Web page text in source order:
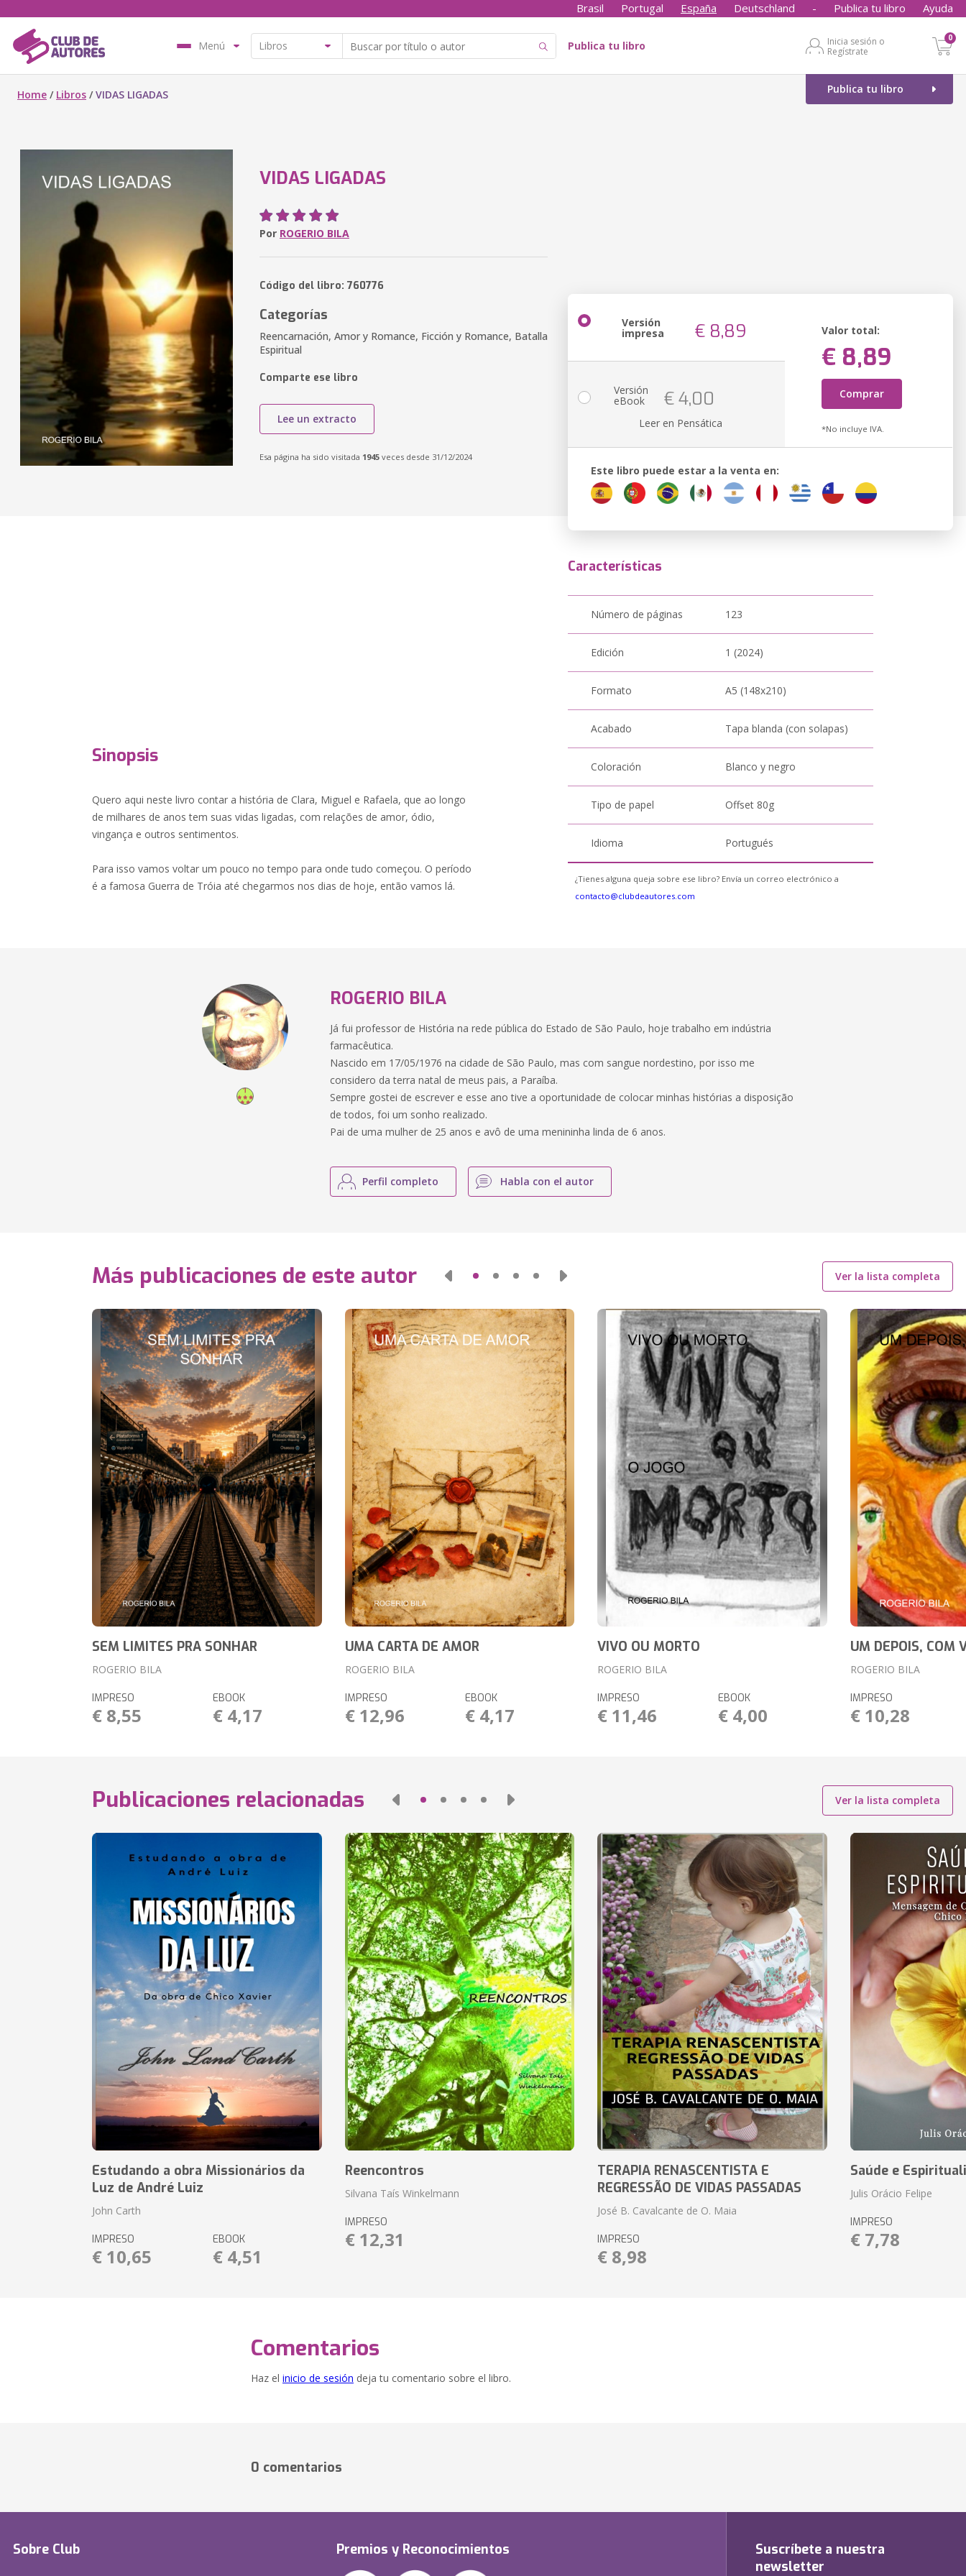
Brasil Portugal España Deutschland - Publica tu libro Ayuda
Menú Publica tu libro
Inicia sesión o
Regístrate
0
Publica tu libro
Home / Libros /VIDAS LIGADAS
VIDAS LIGADAS
Por ROGERIO BILA
Código del libro: 760776
Categorías
Reencarnación, Amor y Romance, Ficción y Romance, Batalla
Espiritual
Comparte ese libro
Lee un extracto
Esa página ha sido visitada 1945 veces desde 31/12/2024
Versión
impresa € 8,89 Valor total:
€ 8,89
Comprar
*No incluye IVA.
Versión
eBook € 4,00
Leer en Pensática
Este libro puede estar a la venta en:
Sinopsis
Quero aqui neste livro contar a história de Clara, Miguel e Rafaela, que ao longo
de milhares de anos tem suas vidas ligadas, com relações de amor, ódio,
vingança e outros sentimentos.
Para isso vamos voltar um pouco no tempo para onde tudo começou. O período
é a famosa Guerra de Tróia até chegarmos nos dias de hoje, então vamos lá.
Características
Número de páginas 123
Edición 1 (2024)
Formato A5 (148x210)
Acabado Tapa blanda (con solapas)
Coloración Blanco y negro
Tipo de papel Offset 80g
Idioma Portugués
¿Tienes alguna queja sobre ese libro? Envía un correo electrónico a
contacto@clubdeautores.com
ROGERIO BILA
Já fui professor de História na rede pública do Estado de São Paulo, hoje trabalho em indústria
farmacêutica.
Nascido em 17/05/1976 na cidade de São Paulo, mas com sangue nordestino, por isso me
considero da terra natal de meus pais, a Paraíba.
Sempre gostei de escrever e esse ano tive a oportunidade de colocar minhas histórias a disposição
de todos, foi um sonho realizado.
Pai de uma mulher de 25 anos e avô de uma menininha linda de 6 anos.
Perfil completo Habla con el autor
Más publicaciones de este autor Ver la lista completa
SEM LIMITES PRA SONHAR
ROGERIO BILA
IMPRESO
€ 8,55
EBOOK
€ 4,17
UMA CARTA DE AMOR
ROGERIO BILA
IMPRESO
€ 12,96
EBOOK
€ 4,17
VIVO OU MORTO
ROGERIO BILA
IMPRESO
€ 11,46
EBOOK
€ 4,00
UM DEPOIS, COM
ROGERIO BILA
IMPRESO
€ 10,28
Publicaciones relacionadas Ver la lista completa
Estudando a obra Missionários da
Luz de André Luiz
John Carth
IMPRESO
€ 10,65
EBOOK
€ 4,51
Reencontros
Silvana Taís Winkelmann
IMPRESO
€ 12,31
TERAPIA RENASCENTISTA E
REGRESSÃO DE VIDAS PASSADAS
José B. Cavalcante de O. Maia
IMPRESO
€ 8,98
Saúde e
Julis Orácio Felipe
IMPRESO
€ 7,78
Comentarios
Haz el inicio de sesión deja tu comentario sobre el libro.
0 comentarios
Sobre Club Premios y Reconocimientos
Suscríbete a nuestra
newsletter